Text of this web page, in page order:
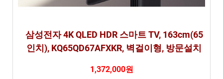
삼성전자 4K QLED HDR 스마트 TV, 163cm(65
인치), KQ65QD67AFXKR, 벽걸이형, 방문설치
1,372,000원